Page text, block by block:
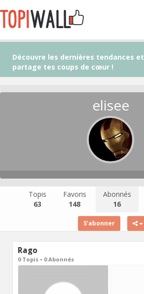
Découvre les dernières tendances et
partage tes coups de cœur !
elisee
Topis
63
Favoris
148
Abonnés
16
S’abonner
Rago
0 Topis • 0 Abonnés